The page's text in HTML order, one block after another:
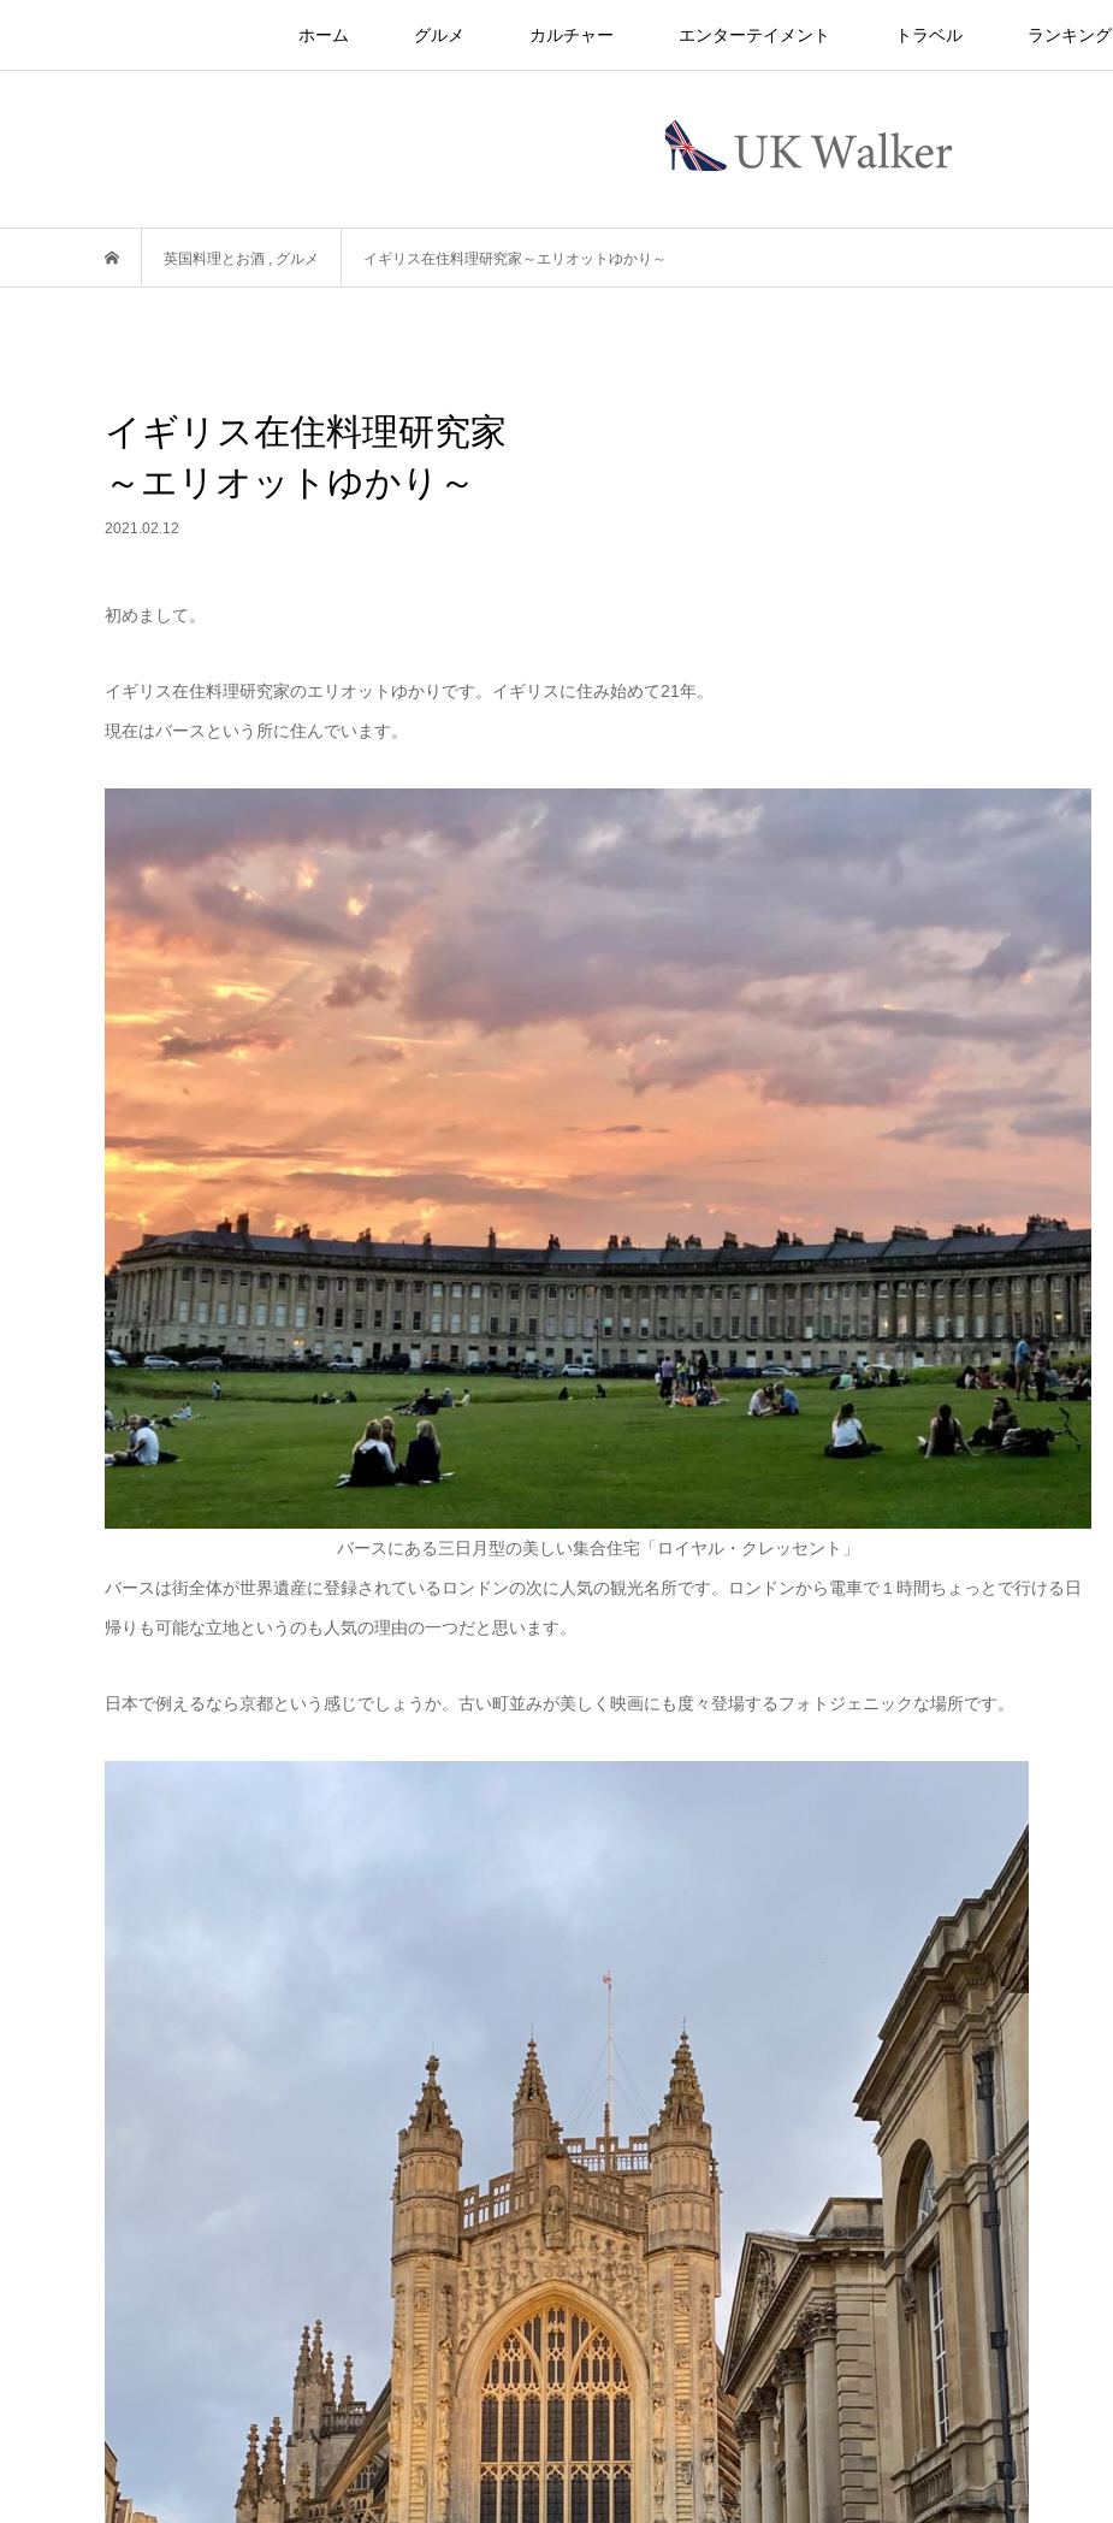
ホーム グルメ カルチャー エンターテイメント トラベル ランキング
英国料理とお酒 , グルメ イギリス在住料理研究家～エリオットゆかり～
イギリス在住料理研究家
～エリオットゆかり～
2021.02.12
初めまして。
イギリス在住料理研究家のエリオットゆかりです。イギリスに住み始めて21年。
現在はバースという所に住んでいます。
バースにある三日月型の美しい集合住宅「ロイヤル・クレッセント」
バースは街全体が世界遺産に登録されているロンドンの次に人気の観光名所です。ロンドンから電車で１時間ちょっとで行ける日
帰りも可能な立地というのも人気の理由の一つだと思います。
日本で例えるなら京都という感じでしょうか。古い町並みが美しく映画にも度々登場するフォトジェニックな場所です。